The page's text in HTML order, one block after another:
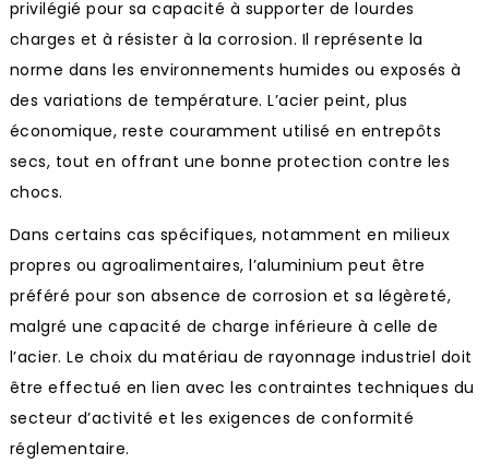
privilégié pour sa capacité à supporter de lourdes
charges et à résister à la corrosion. Il représente la
norme dans les environnements humides ou exposés à
des variations de température. L’acier peint, plus
économique, reste couramment utilisé en entrepôts
secs, tout en offrant une bonne protection contre les
chocs.
Dans certains cas spécifiques, notamment en milieux
propres ou agroalimentaires, l’aluminium peut être
préféré pour son absence de corrosion et sa légèreté,
malgré une capacité de charge inférieure à celle de
l’acier. Le choix du matériau de rayonnage industriel doit
être effectué en lien avec les contraintes techniques du
secteur d’activité et les exigences de conformité
réglementaire.